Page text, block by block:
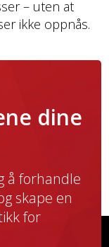
– uten at
ikke oppnås.
dine
å forhandle
skape en
for